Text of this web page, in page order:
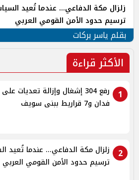
زلزال مكة الدفاعي... عندما تُعيد
ترسيم حدود الأمن القومي العربي
بقلم ياسر بركات
الأكثر قراءة
1
رفع 304 إشغال وإزالة تعديات
فدان و7 قراريط ببنى سويف
2
زلزال مكة الدفاعي... عندما تُعيد
ترسيم حدود الأمن القومي العربي